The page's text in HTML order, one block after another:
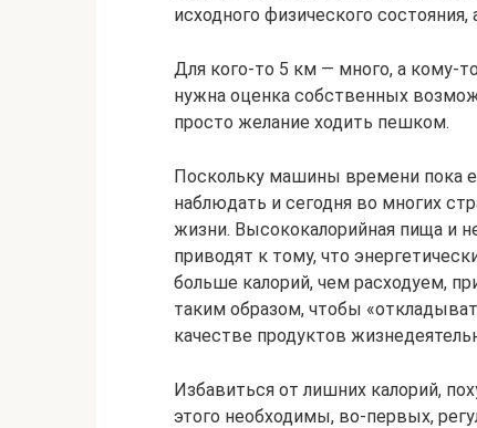
исходного физического
Для кого-то 5 км — много, а кому-
нужна оценка собственных
просто желание ходить пешком.
Поскольку машины времени пока
наблюдать и сегодня во многих
жизни. Высококалорийная пища и
приводят к тому, что
больше калорий, чем расходуем,
таким образом, чтобы
качестве продуктов
Избавиться от лишних калорий,
этого необходимы, во-первых,